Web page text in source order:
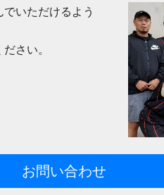
いただけるよう
さい。
お問い合わせ